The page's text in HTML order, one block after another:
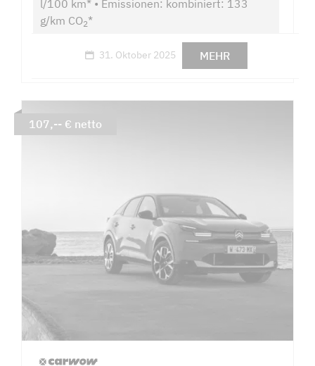
l/100 km* • Emissionen: kombiniert: 133
g/km CO2*
31. Oktober 2025 MEHR
107,-- € netto